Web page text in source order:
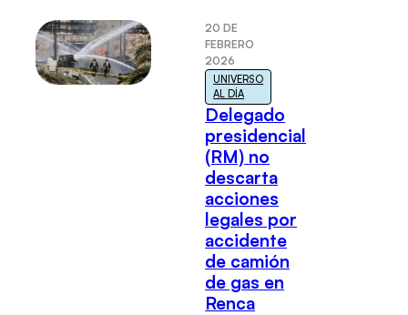
20 DE
FEBRERO
2026
UNIVERSO
AL DÍA
Delegado
presidencial
(RM) no
descarta
acciones
legales por
accidente
de camión
de gas en
Renca